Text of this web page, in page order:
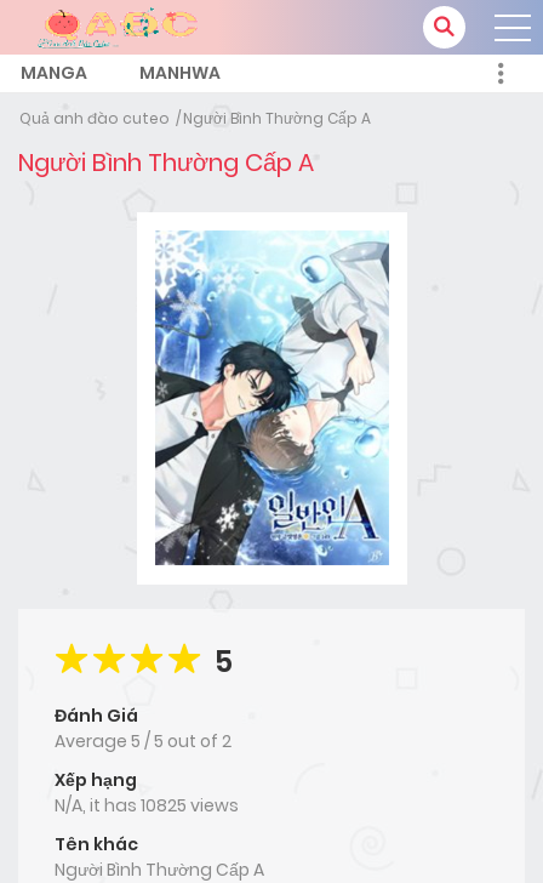
MANGA MANHWA
Quả anh đào cuteo Người Bình Thường Cấp A
Người Bình Thường Cấp A
5
Đánh Giá
Average 5 /5 out of 2
Xếp hạng
N/A, it has 10825 views
Tên khác
Người Bình Thường Cấp A